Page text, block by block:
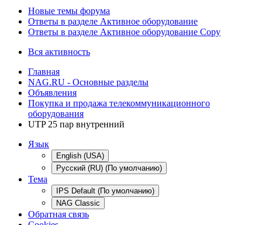
Новые темы форума
Ответы в разделе Активное оборудование
Ответы в разделе Активное оборудование Copy
Вся активность
Главная
NAG.RU - Основные разделы
Объявления
Покупка и продажа телекоммуникационного
оборудования
UTP 25 пар внутренний
Язык
English (USA)
Русский (RU) (По умолчанию)
Тема
IPS Default (По умолчанию)
NAG Classic
Обратная связь